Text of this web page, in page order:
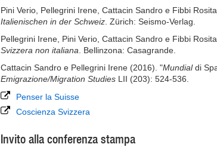
Pini Verio, Pellegrini Irene, Cattacin Sandro e Fibbi
Italienischen in der Schweiz . Zürich: Seismo-Verlag.
Pellegrini Irene, Pini Verio, Cattacin Sandro e Fibbi
Svizzera non italiana . Bellinzona: Casagrande.
Cattacin Sandro e Pellegrini Irene (2016). "Mundialdi
Emigrazione/Migration Studies LII (203): 524-536.
Penser la Suisse
Coscienza Svizzera
Invito alla conferenza stampa